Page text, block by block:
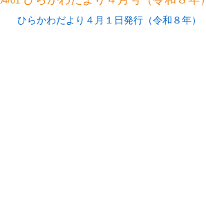
ひらかわだより４月１日発行（令和８年）